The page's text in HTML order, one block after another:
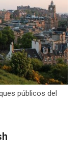
públicos del